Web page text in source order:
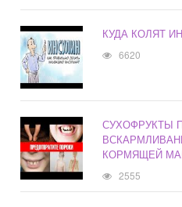
КУДА КОЛЯТ
6620
СУХОФРУКТЫ
КОРМЯЩЕЙ
2555